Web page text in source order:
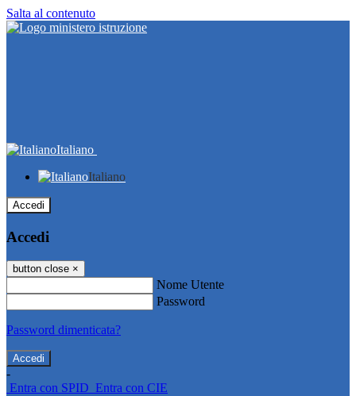
Salta al contenuto
Italiano
Italiano
Accedi
Accedi
button close ×
Nome Utente
Password
Password dimenticata?
-
Entra con SPID Entra con CIE